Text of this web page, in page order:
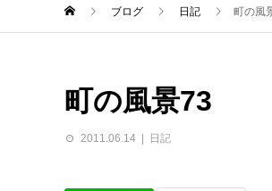
ブログ 日記 町の風
町の風景73
2011.06.14 日記